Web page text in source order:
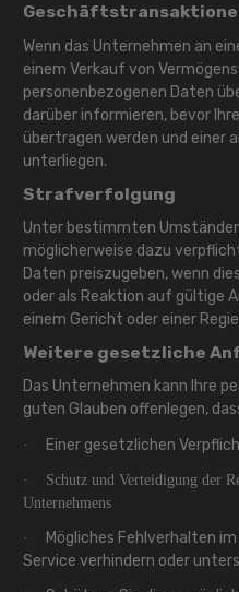
Wenn das Unternehmen an
einem Verkauf von
personenbezogenen Daten
darüber informieren, bevor
übertragen werden und einer
unterliegen.
Strafverfolgung
Unter bestimmten
möglicherweise dazu
Daten preiszugeben, wenn
oder als Reaktion auf gültige
einem Gericht oder einer
Weitere gesetzliche
Das Unternehmen kann Ihre
guten Glauben offenlegen,
· Einer gesetzlichen
·
Schutz und Verteidigung der
Unternehmens
·
Mögliches Fehlverhalten
Service verhindern oder